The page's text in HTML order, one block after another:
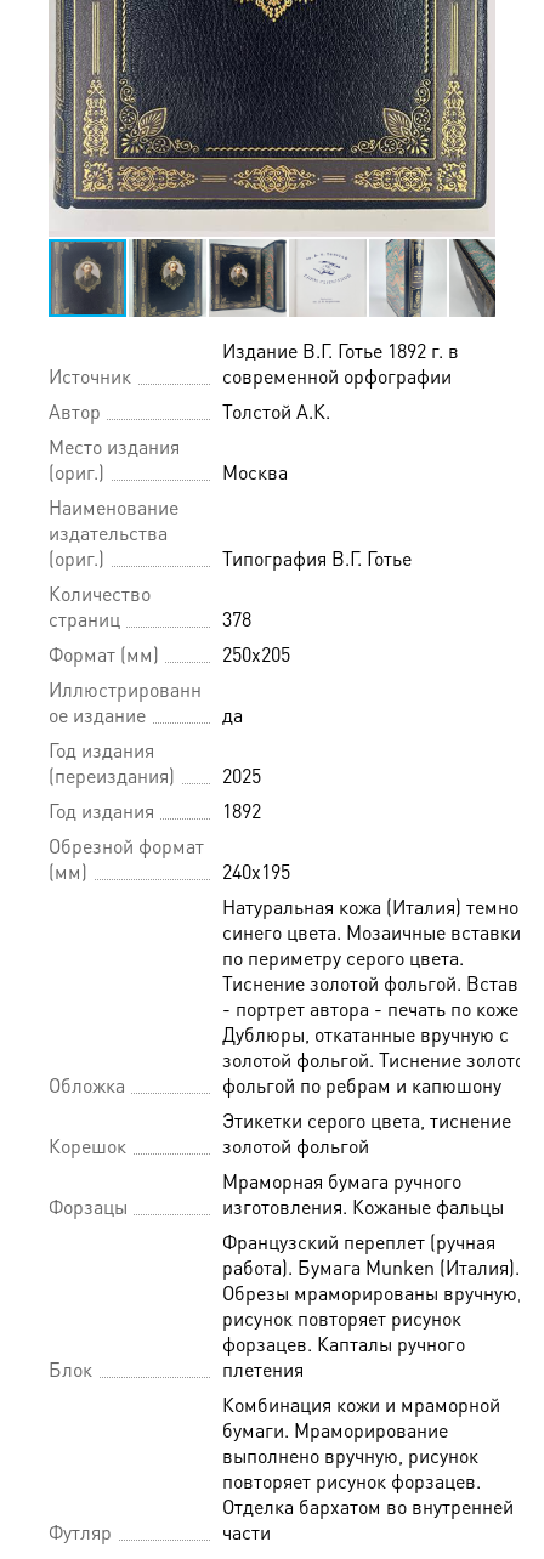
Источник
Издание В.Г. Готье 1892 г. в
современной орфографии
Автор
Толстой А.К.
Место издания
(ориг.)
Москва
Наименование
издательства
(ориг.)
Типография В.Г. Готье
Количество
страниц
378
Формат (мм)
250х205
Иллюстрированн
ое издание
да
Год издания
(переиздания)
2025
Год издания
1892
Обрезной формат
(мм)
240х195
Обложка
Натуральная кожа (Италия) темно-
синего цвета. Мозаичные вставки
по периметру серого цвета.
Тиснение золотой фольгой. Вставка
- портрет автора - печать по коже.
Дублюры, откатанные вручную с
золотой фольгой. Тиснение золотой
фольгой по ребрам и капюшону
Корешок
Этикетки серого цвета, тиснение
золотой фольгой
Форзацы
Мраморная бумага ручного
изготовления. Кожаные фальцы
Блок
Французский переплет (ручная
работа). Бумага Munken (Италия).
Обрезы мраморированы вручную,
рисунок повторяет рисунок
форзацев. Капталы ручного
плетения
Футляр
Комбинация кожи и мраморной
бумаги. Мраморирование
выполнено вручную, рисунок
повторяет рисунок форзацев.
Отделка бархатом во внутренней
части